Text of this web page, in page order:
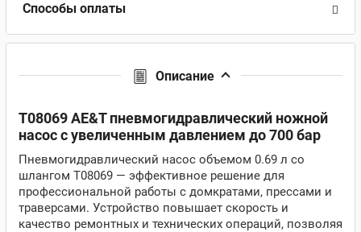
Способы оплаты
Описание
T08069 AE&T пневмогидравлический ножной
насос с увеличенным давлением до 700 бар
Пневмогидравлический насос объемом 0.69 л со
шлангом T08069 — эффективное решение для
профессиональной работы с домкратами, прессами и
траверсами. Устройство повышает скорость и
качество ремонтных и технических операций, позволяя